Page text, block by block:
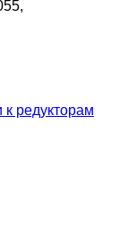
к редукторам